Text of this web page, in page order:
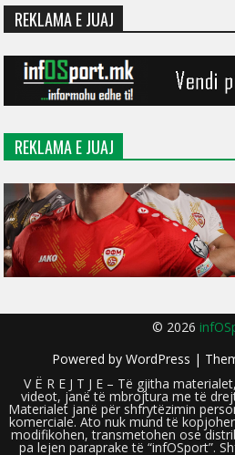
REKLAMA E JUAJ
REKLAMA E JUAJ
© 2026
Powered by WordPress |
V Ë R E J T J E – Të gjitha
videot, janë të mbrojtura me të
Materialet janë për shfrytëzimin
komerciale. Ato nuk mund të
modifikohen, transmetohen ose
pa lejen paraprake të “infOSport”.